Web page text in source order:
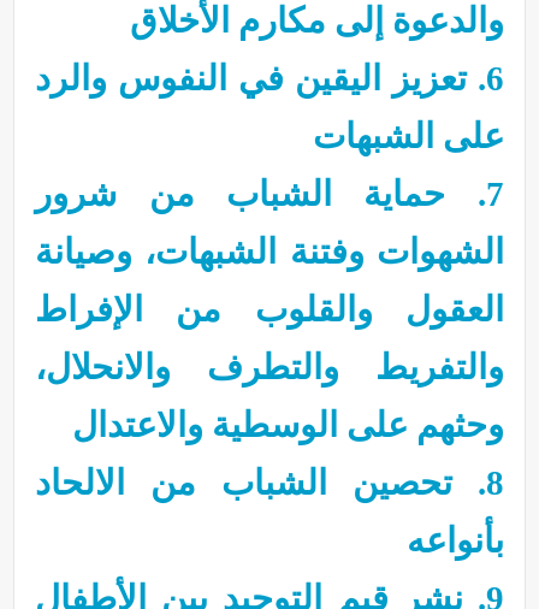
والدعوة إلى مكارم الأخلاق
6. تعزيز اليقين في النفوس والرد
على الشبهات
7. حماية الشباب من شرور
الشهوات وفتنة الشبهات، وصيانة
العقول والقلوب من الإفراط
والتفريط والتطرف والانحلال،
وحثهم على الوسطية والاعتدال
8. تحصين الشباب من الالحاد
بأنواعه
9. نشر قيم التوحيد بين الأطفال